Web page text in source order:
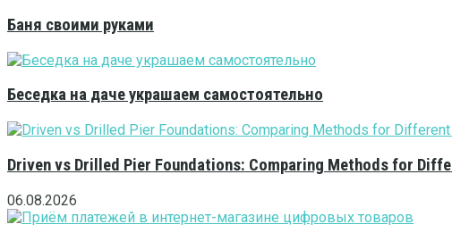
Баня своими руками
Беседка на даче украшаем самостоятельно
Driven vs Drilled Pier Foundations: Comparing Methods for
06.08.2026